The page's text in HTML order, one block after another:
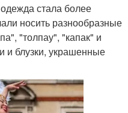
стала более
носить разнообразные
"толпау", "капак" и
и блузки, украшенные